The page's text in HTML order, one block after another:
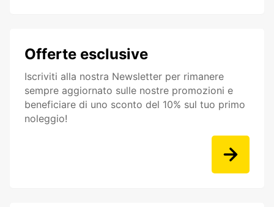
Offerte esclusive
Iscriviti alla nostra Newsletter per rimanere
sempre aggiornato sulle nostre promozioni e
beneficiare di uno sconto del 10% sul tuo primo
noleggio!